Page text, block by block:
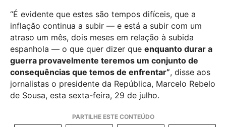
“É evidente que estes são tempos difíceis, que a
inflação continua a subir — e está a subir com um
atraso um mês, dois meses em relação à subida
espanhola — o que quer dizer que enquanto durar a
guerra provavelmente teremos um conjunto de
consequências que temos de enfrentar”, disse aos
jornalistas o presidente da República, Marcelo Rebelo
de Sousa, esta sexta-feira, 29 de julho.